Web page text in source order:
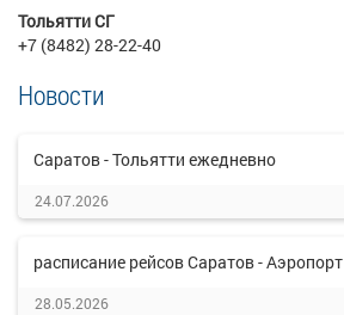
Тольятти СГ
+7 (8482) 28-22-40
Новости
Саратов - Тольятти ежедневно
24.07.2026
расписание рейсов Саратов - Аэропорт
28.05.2026